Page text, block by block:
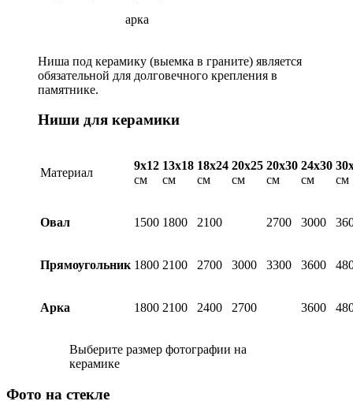
арка
Ниша под керамику (выемка в граните) является
обязательной для долговечного крепления в
памятнике.
Ниши для керамики
Материал
9х12
см
13х18
см
18х24
см
20х25
см
20х30
см
24х30
см
см
Овал 1500 1800 2100 2700 3000
Прямоугольник 1800 2100 2700 3000 3300 3600
Арка 1800 2100 2400 2700 3600
Выберите размер фотографии на
керамике
Фото на стекле